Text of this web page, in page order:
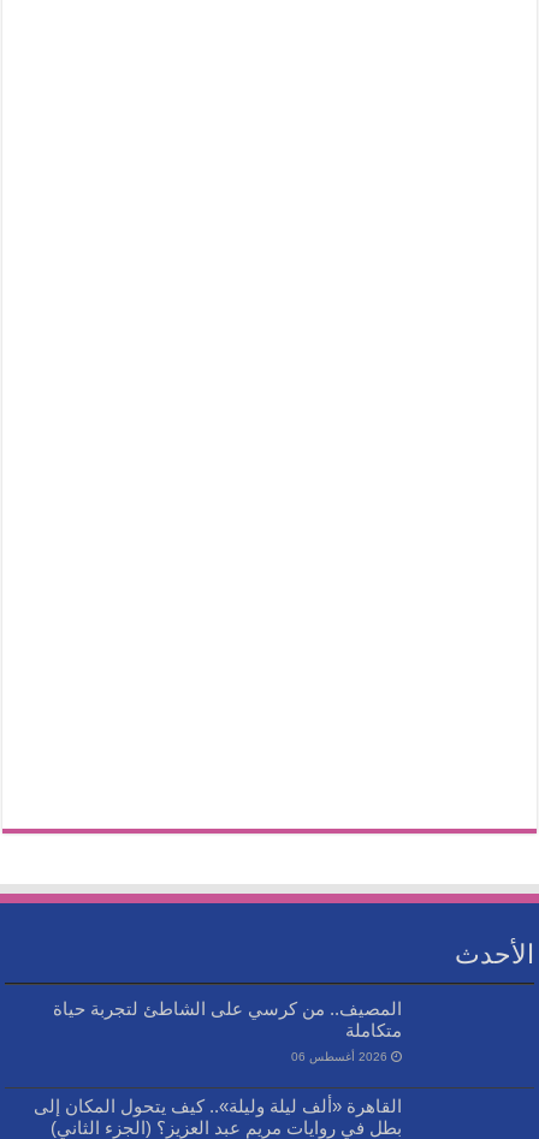
الأحدث
المصيف.. من كرسي على الشاطئ لتجربة حياة
متكاملة
2026 أغسطس 06
القاهرة «ألف ليلة وليلة».. كيف يتحول المكان إلى
بطل في روايات مريم عبد العزيز؟ (الجزء الثاني)